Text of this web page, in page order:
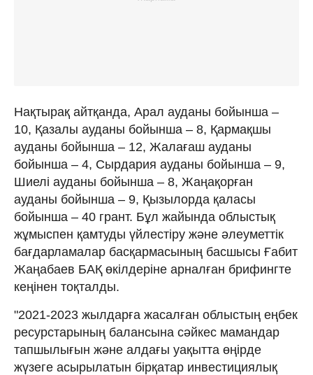
Нақтырақ айтқанда, Арал ауданы бойынша –
10, Қазалы ауданы бойынша – 8, Қармақшы
ауданы бойынша – 12, Жалағаш ауданы
бойынша – 4, Сырдария ауданы бойынша – 9,
Шиелі ауданы бойынша – 8, Жаңақорған
ауданы бойынша – 9, Қызылорда қаласы
бойынша – 40 грант. Бұл жайында облыстық
жұмыспен қамтуды үйлестіру және әлеуметтік
бағдарламалар басқармасының басшысы Ғабит
Жаңабаев БАҚ өкілдеріне арналған брифингте
кеңінен тоқталды.
"2021-2023 жылдарға жасалған облыстың еңбек
ресурстарының балансына сәйкес мамандар
тапшылығын және алдағы уақытта өңірде
жүзеге асырылатын бірқатар инвестициялық